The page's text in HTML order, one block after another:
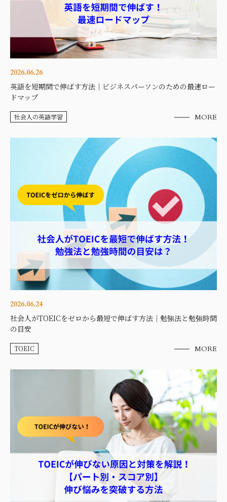
2026.06.26
英語を短期間で伸ばす方法｜ビジネスパーソンのための最速ロー
ドマップ
社会人の英語学習 MORE
2026.06.24
社会人がTOEICをゼロから最短で伸ばす方法｜勉強法と勉強時間
の目安
TOEIC MORE